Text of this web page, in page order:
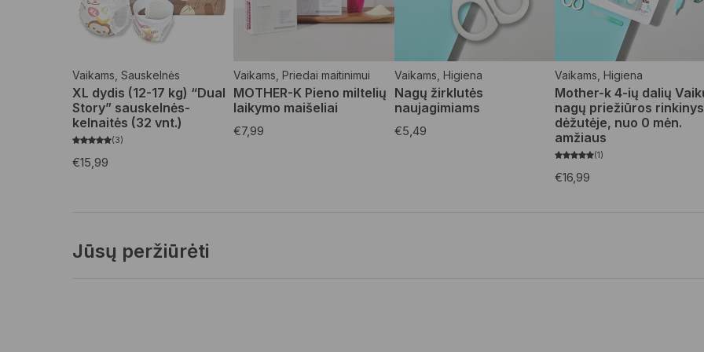
Vaikams Sauskelnės
XL dydis (12-17 kg) “Dual
Story” sauskelnės-
kelnaitės (32 vnt.)
3
€15,99
Vaikams Priedai maitinimui
MOTHER-K Pieno miltelių
laikymo maišeliai
€7,99
Vaikams Higiena
Nagų žirklutės
naujagimiams
€5,49
Vaikams ,Higiena
Mother-k 4-ių dalių
nagų priežiūros rinkinys
dėžutėje, nuo 0 mėn.
amžiaus
1
€16,99
Jūsų peržiūrėti